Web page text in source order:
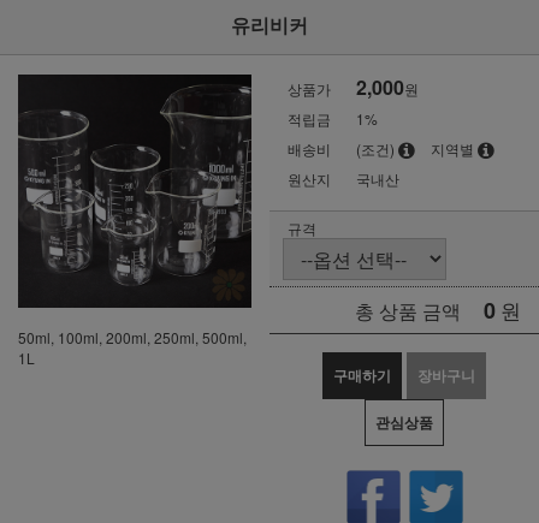
유리비커
50ml, 100ml, 200ml, 250ml, 500ml,
1L
상품가 2,000원
적립금
1%
배송비
(조건)
지역별
원산지
국내산
규격
총 상품 금액 0 원
구매하기 장바구니
관심상품